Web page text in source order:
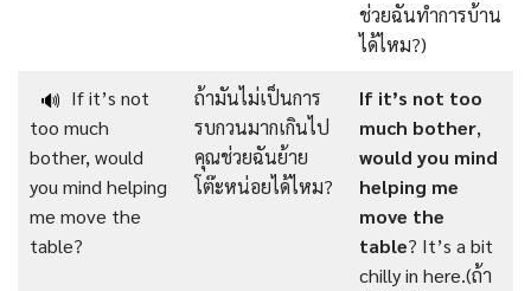
ช่วยฉันทำการบ้าน
ได้ไหม?)
🔊 If it’s not
too much
bother, would
you mind helping
me move the
table?
ถ้ามันไม่เป็นการ
รบกวนมากเกินไป
คุณช่วยฉันย้าย
โต๊ะหน่อยได้ไหม?
If it’s not too
much bother,
would you mind
helping me
move the
table? It’s a bit
chilly in here.(ถ้า